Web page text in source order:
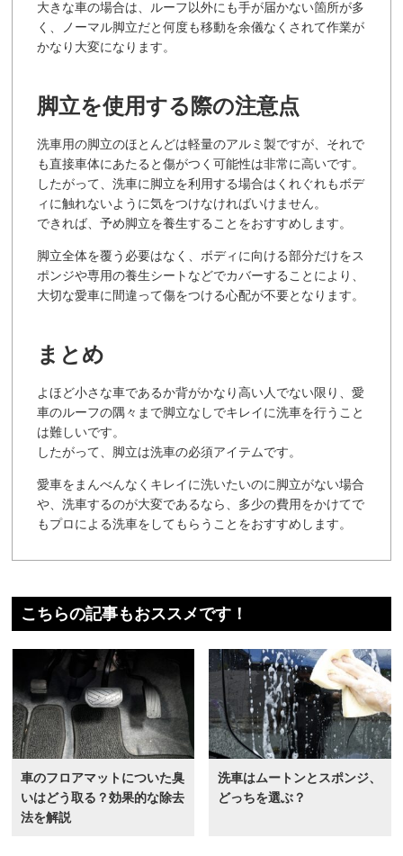
大きな車の場合は、ルーフ以外にも手が届かない箇所が多
く、ノーマル脚立だと何度も移動を余儀なくされて作業が
かなり大変になります。
脚立を使用する際の注意点
洗車用の脚立のほとんどは軽量のアルミ製ですが、それで
も直接車体にあたると傷がつく可能性は非常に高いです。
したがって、洗車に脚立を利用する場合はくれぐれもボデ
ィに触れないように気をつけなければいけません。
できれば、予め脚立を養生することをおすすめします。
脚立全体を覆う必要はなく、ボディに向ける部分だけをス
ポンジや専用の養生シートなどでカバーすることにより、
大切な愛車に間違って傷をつける心配が不要となります。
まとめ
よほど小さな車であるか背がかなり高い人でない限り、愛
車のルーフの隅々まで脚立なしでキレイに洗車を行うこと
は難しいです。
したがって、脚立は洗車の必須アイテムです。
愛車をまんべんなくキレイに洗いたいのに脚立がない場合
や、洗車するのが大変であるなら、多少の費用をかけてで
もプロによる洗車をしてもらうことをおすすめします。
こちらの記事もおススメです！
車のフロアマットについた臭
いはどう取る？効果的な除去
法を解説
洗車はムートンとスポンジ、
どっちを選ぶ？